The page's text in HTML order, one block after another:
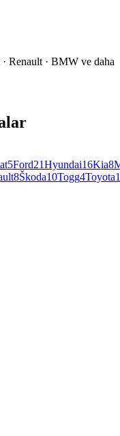
Renault · BMW ve daha
5Ford21Hyundai16Kia8
8Škoda10Togg4Toyota